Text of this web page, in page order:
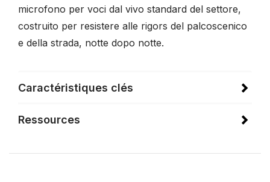
microfono per voci dal vivo standard del settore,
costruito per resistere alle rigors del palcoscenico
e della strada, notte dopo notte.
Caractéristiques clés
Ressources